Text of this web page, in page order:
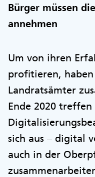
Bürger müssen
annehmen
Um von ihren
profitieren,
Landratsämter
Ende 2020 treffen
sich aus – digital
auch in der